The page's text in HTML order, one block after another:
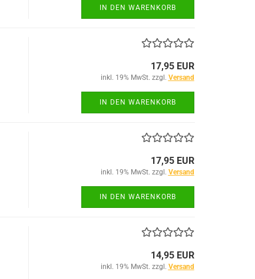
IN DEN WARENKORB
17,95 EUR
inkl. 19% MwSt. zzgl. Versand
IN DEN WARENKORB
17,95 EUR
inkl. 19% MwSt. zzgl. Versand
IN DEN WARENKORB
14,95 EUR
inkl. 19% MwSt. zzgl. Versand